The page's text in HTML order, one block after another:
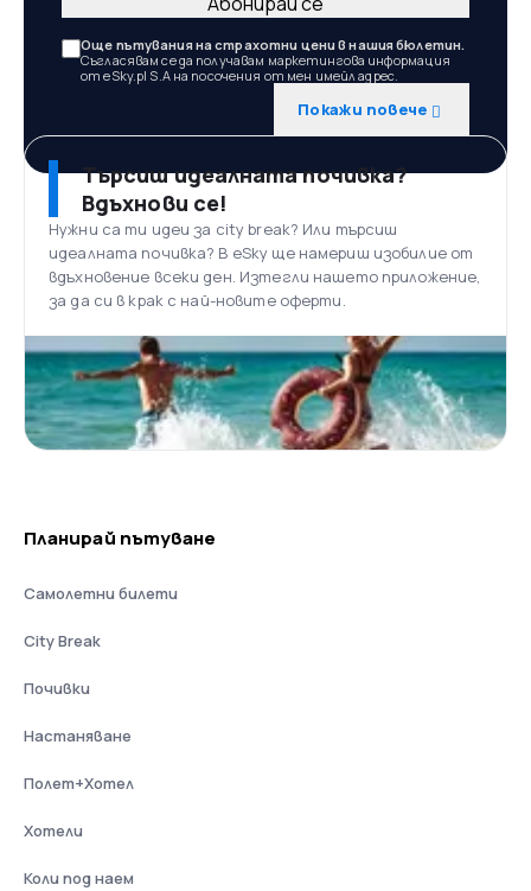
Още пътувания на страхотни цени в нашия бюлетин.
Съгласявам се да получавам маркетингова информация
от eSky.pl S.A на посочения от мен имейл адрес.
Покажи повече
Търсиш идеалната почивка?
Вдъхнови се!
Нужни са ти идеи за city break? Или търсиш
идеалната почивка? В eSky ще намериш изобилие от
вдъхновение всеки ден. Изтегли нашето приложение,
за да си в крак с най-новите оферти.
Планирай пътуване
Самолетни билети
City Break
Почивки
Настаняване
Полет+Хотел
Хотели
Коли под наем